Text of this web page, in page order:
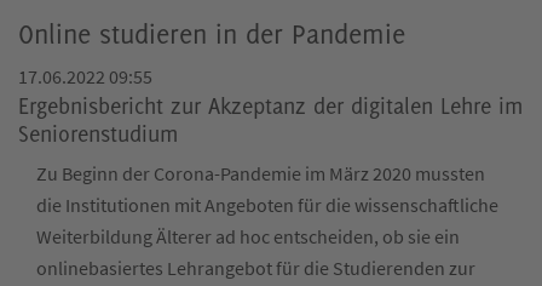
Online studieren in der Pandemie
17.06.2022 09:55
Ergebnisbericht zur Akzeptanz der digitalen Lehre im
Seniorenstudium
Zu Beginn der Corona-Pandemie im März 2020 mussten
die Institutionen mit Angeboten für die wissenschaftliche
Weiterbildung Älterer ad hoc entscheiden, ob sie ein
onlinebasiertes Lehrangebot für die Studierenden zur